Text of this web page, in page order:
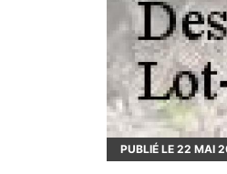
PUBLIÉ LE 22 MAI